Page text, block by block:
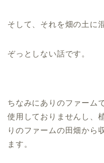
そして、それを畑の土に
ぞっとしない話です。
ちなみにありのファーム
使用しておりませんし、
りのファームの田畑から
ます。